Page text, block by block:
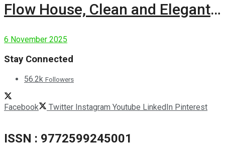
Flow House, Clean and Elegant
6 November 2025
Stay Connected
56.2k Followers
Facebook Twitter Instagram Youtube LinkedIn Pinterest
ISSN : 9772599245001